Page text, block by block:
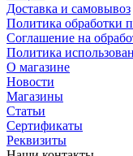
Доставка и самовывоз
Политика обработки
Соглашение на
Политика
О магазине
Новости
Магазины
Статьи
Сертификаты
Реквизиты